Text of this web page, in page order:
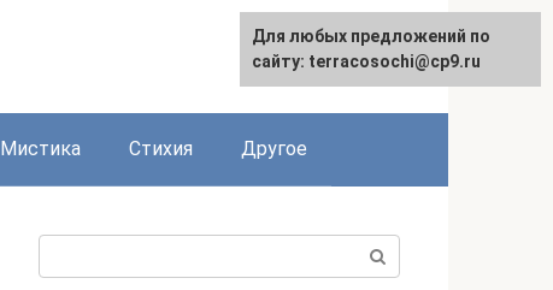
Мистика Стихия Другое
Для любых предложений по
сайту: terracosochi@cp9.ru